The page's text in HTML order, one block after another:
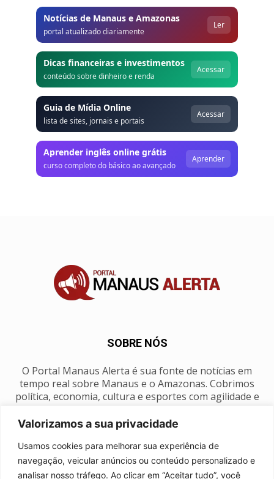
Valorizamos a sua privacidade
Usamos cookies para melhorar sua experiência de
navegação, veicular anúncios ou conteúdo personalizado e
analisar nosso tráfego. Ao clicar em “Aceitar tudo”, você
Notícias de Manaus e Amazonas
portal atualizado diariamente
Ler
Dicas financeiras e investimentos
conteúdo sobre dinheiro e renda
Acessar
Guia de Mídia Online
lista de sites, jornais e portais
Acessar
Aprender inglês online grátis
curso completo do básico ao avançado
Aprender
SOBRE NÓS
O Portal Manaus Alerta é sua fonte de notícias em
tempo real sobre Manaus e o Amazonas. Cobrimos
política, economia, cultura e esportes com agilidade e